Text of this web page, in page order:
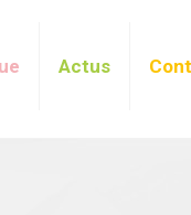
Actus